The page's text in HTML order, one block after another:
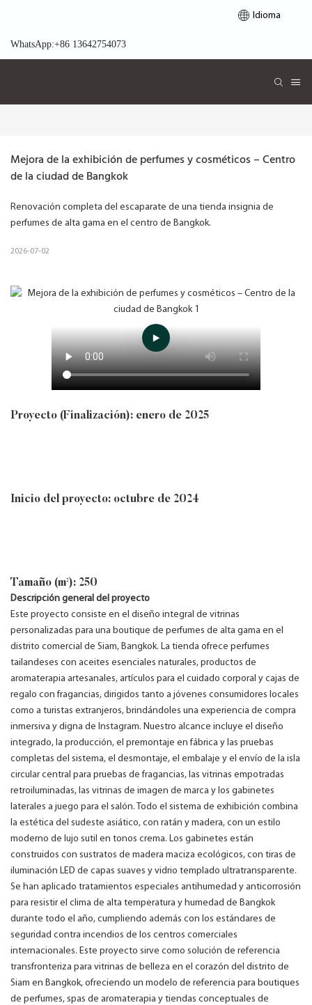
Idioma
WhatsApp:+86 13642754073
Mejora de la exhibición de perfumes y cosméticos – Centro
de la ciudad de Bangkok
Renovación completa del escaparate de una tienda insignia de
perfumes de alta gama en el centro de Bangkok.
2026-07-02
Proyecto (Finalización): enero de 2025
Inicio del proyecto: octubre de 2024
Tamaño (m²): 250
Descripción general del proyecto
Este proyecto consiste en el diseño integral de vitrinas
personalizadas para una boutique de perfumes de alta gama en el
distrito comercial de Siam, Bangkok. La tienda ofrece perfumes
tailandeses con aceites esenciales naturales, productos de
aromaterapia artesanales, artículos para el cuidado corporal y cajas de
regalo con fragancias, dirigidos tanto a jóvenes consumidores locales
como a turistas extranjeros, brindándoles una experiencia de compra
inmersiva y digna de Instagram. Nuestro alcance incluye el diseño
integrado, la producción, el premontaje en fábrica y las pruebas
completas del sistema, el desmontaje, el embalaje y el envío de la isla
circular central para pruebas de fragancias, las vitrinas empotradas
retroiluminadas, las vitrinas de imagen de marca y los gabinetes
laterales a juego para el salón. Todo el sistema de exhibición combina
la estética del sudeste asiático, con ratán y madera, con un estilo
moderno de lujo sutil en tonos crema. Los gabinetes están
construidos con sustratos de madera maciza ecológicos, con tiras de
iluminación LED de capas suaves y vidrio templado ultratransparente.
Se han aplicado tratamientos especiales antihumedad y anticorrosión
para resistir el clima de alta temperatura y humedad de Bangkok
durante todo el año, cumpliendo además con los estándares de
seguridad contra incendios de los centros comerciales
internacionales. Este proyecto sirve como solución de referencia
transfronteriza para vitrinas de belleza en el corazón del distrito de
Siam en Bangkok, ofreciendo un modelo de referencia para boutiques
de perfumes, spas de aromaterapia y tiendas conceptuales de